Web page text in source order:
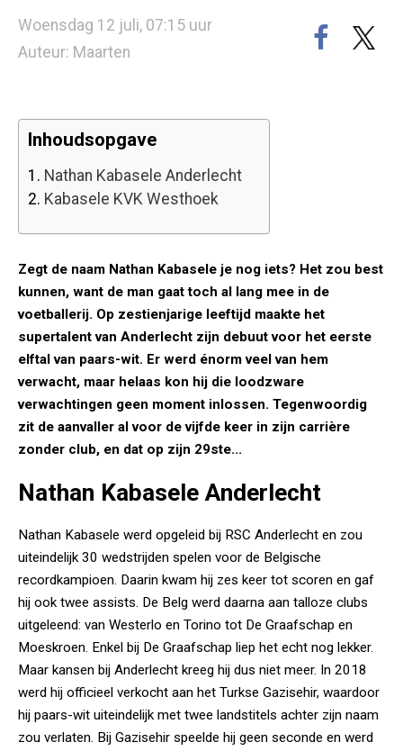
Woensdag 12 juli, 07:15 uur
Auteur: Maarten
Inhoudsopgave
1. Nathan Kabasele Anderlecht
2. Kabasele KVK Westhoek
Zegt de naam Nathan Kabasele je nog iets? Het zou best
kunnen, want de man gaat toch al lang mee in de
voetballerij. Op zestienjarige leeftijd maakte het
supertalent van Anderlecht zijn debuut voor het eerste
elftal van paars-wit. Er werd énorm veel van hem
verwacht, maar helaas kon hij die loodzware
verwachtingen geen moment inlossen. Tegenwoordig
zit de aanvaller al voor de vijfde keer in zijn carrière
zonder club, en dat op zijn 29ste...
Nathan Kabasele Anderlecht
Nathan Kabasele werd opgeleid bij RSC Anderlecht en zou
uiteindelijk 30 wedstrijden spelen voor de Belgische
recordkampioen. Daarin kwam hij zes keer tot scoren en gaf
hij ook twee assists. De Belg werd daarna aan talloze clubs
uitgeleend: van Westerlo en Torino tot De Graafschap en
Moeskroen. Enkel bij De Graafschap liep het echt nog lekker.
Maar kansen bij Anderlecht kreeg hij dus niet meer. In 2018
werd hij officieel verkocht aan het Turkse Gazisehir, waardoor
hij paars-wit uiteindelijk met twee landstitels achter zijn naam
zou verlaten. Bij Gazisehir speelde hij geen seconde en werd